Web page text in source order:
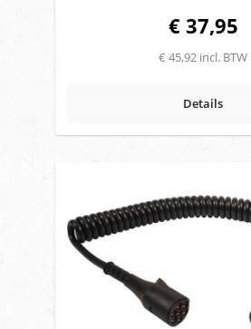
€ 37,95
€ 45,92 incl. BTW
Details